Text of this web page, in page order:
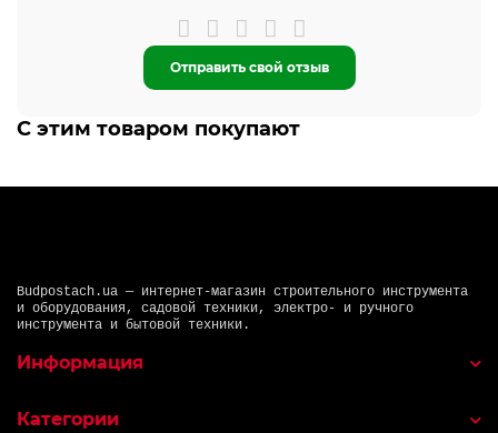
Отправить свой отзыв
С этим товаром покупают
Budpostach.ua — интернет-магазин строительного инструмента
и оборудования, садовой техники, электро- и ручного
инструмента и бытовой техники.
Информация
Категории